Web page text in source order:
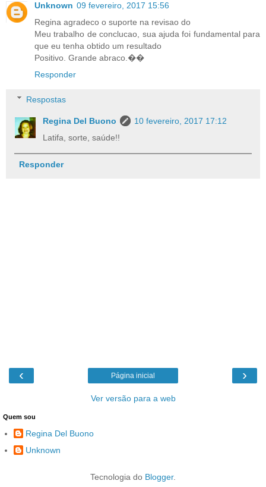
Unknown 09 fevereiro, 2017 15:56
Regina agradeco o suporte na revisao do
Meu trabalho de conclucao, sua ajuda foi fundamental para
que eu tenha obtido um resultado
Positivo. Grande abraco.��
Responder
Respostas
Regina Del Buono
10 fevereiro, 2017 17:12
Latifa, sorte, saúde!!
Responder
‹ ›
Página inicial
Ver versão para a web
Quem sou
Regina Del Buono
Unknown
Tecnologia do Blogger.